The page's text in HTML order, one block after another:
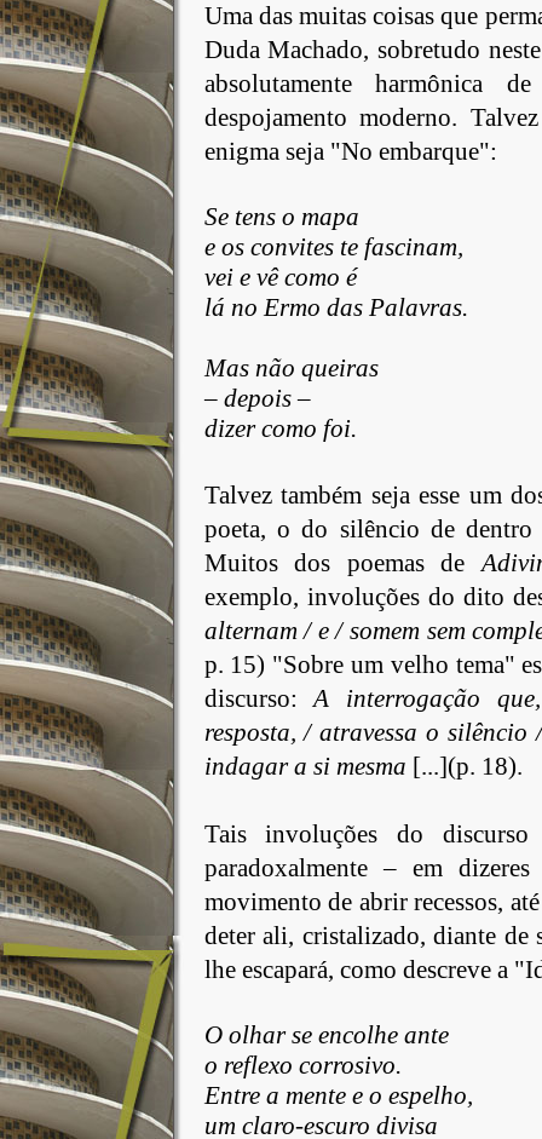
Uma das muitas coisas que
Duda Machado, sobretudo
absolutamente harmônica
despojamento moderno.
enigma seja "No embarque":
Se tens o mapa
e os convites te fascinam,
vei e vê como é
lá no Ermo das Palavras.
Masnão queiras
– depois –
dizercomo foi.
Talveztambém seja esse um
poeta, o do silêncio de dentro
Muitos dos poemas de
exemplo, involuções do dito
alternam / e / somem sem
p. 15) "Sobre um velho tema"
discurso:A interrogação
resposta, / atravessa o
indagar a si mesma [...](p. 18).
Taisinvoluções do
paradoxalmente – em
movimento de abrir recessos,
deter ali, cristalizado, diante
lhe escapará, como descreve a
O olhar se encolhe ante
o reflexo corrosivo.
Entrea mente e o espelho,
umclaro-escuro divisa